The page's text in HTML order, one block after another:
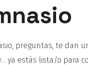
preguntas, te dan
ya estás lista/o para